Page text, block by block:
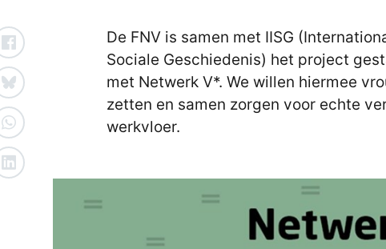
De FNV is samen met IISG
Sociale Geschiedenis) het project
met Netwerk V*. We willen hiermee
zetten en samen zorgen voor echte
werkvloer.